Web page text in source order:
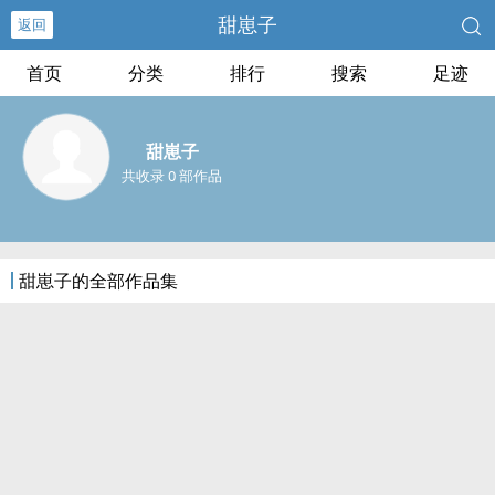
返回 甜崽子
首页 分类 排行 搜索 足迹
甜崽子
共收录 0 部作品
甜崽子的全部作品集